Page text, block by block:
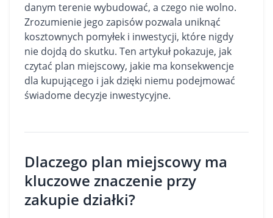
danym terenie wybudować, a czego nie wolno.
Zrozumienie jego zapisów pozwala uniknąć
kosztownych pomyłek i inwestycji, które nigdy
nie dojdą do skutku. Ten artykuł pokazuje, jak
czytać plan miejscowy, jakie ma konsekwencje
dla kupującego i jak dzięki niemu podejmować
świadome decyzje inwestycyjne.
Dlaczego plan miejscowy ma
kluczowe znaczenie przy
zakupie działki?